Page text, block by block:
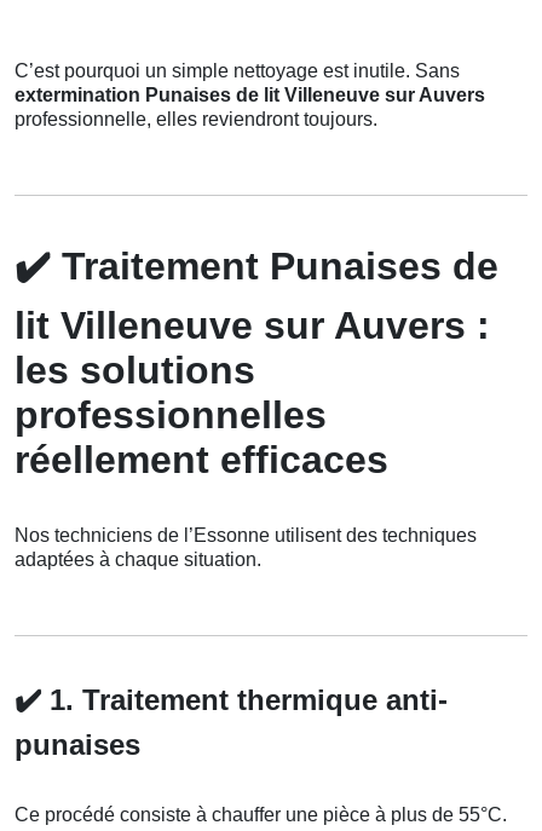
C’est pourquoi un simple nettoyage est inutile. Sans
extermination Punaises de lit Villeneuve sur Auvers
professionnelle, elles reviendront toujours.
✔️ Traitement Punaises de
lit Villeneuve sur Auvers :
les solutions
professionnelles
réellement efficaces
Nos techniciens de l’Essonne utilisent des techniques
adaptées à chaque situation.
✔️ 1. Traitement thermique anti-
punaises
Ce procédé consiste à chauffer une pièce à plus de 55°C.